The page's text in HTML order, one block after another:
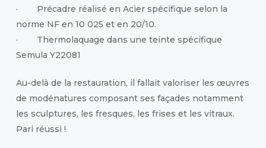
· Précadre réalisé en Acier spécifique selon la
norme NF en 10 025 et en 20/10.
· Thermolaquage dans une teinte spécifique
Semula Y22081
Au-delà de la restauration, il fallait valoriser les œuvres
de modénatures composant ses façades notamment
les sculptures, les fresques, les frises et les vitraux.
Pari réussi !